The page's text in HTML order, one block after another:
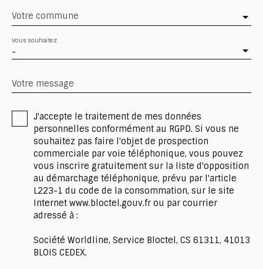
Votre commune
-
Vous souhaitez
Votre message
J'accepte le traitement de mes données
personnelles conformément au RGPD. Si vous ne
souhaitez pas faire l'objet de prospection
commerciale par voie téléphonique, vous pouvez
vous inscrire gratuitement sur la liste d'opposition
au démarchage téléphonique, prévu par l'article
L223-1 du code de la consommation, sur le site
Internet www.bloctel.gouv.fr ou par courrier
adressé à :
Société Worldline, Service Bloctel, CS 61311, 41013
BLOIS CEDEX.